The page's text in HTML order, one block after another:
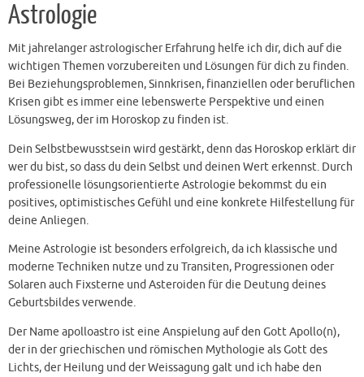
Astrologie
Mit jahrelanger astrologischer Erfahrung helfe ich dir, dich auf die
wichtigen Themen vorzubereiten und Lösungen für dich zu finden.
Bei Beziehungsproblemen, Sinnkrisen, finanziellen oder beruflichen
Krisen gibt es immer eine lebenswerte Perspektive und einen
Lösungsweg, der im Horoskop zu finden ist.
Dein Selbstbewusstsein wird gestärkt, denn das Horoskop erklärt dir
wer du bist, so dass du dein Selbst und deinen Wert erkennst. Durch
professionelle lösungsorientierte Astrologie bekommst du ein
positives, optimistisches Gefühl und eine konkrete Hilfestellung für
deine Anliegen.
Meine Astrologie ist besonders erfolgreich, da ich klassische und
moderne Techniken nutze und zu Transiten, Progressionen oder
Solaren auch Fixsterne und Asteroiden für die Deutung deines
Geburtsbildes verwende.
Der Name apolloastro ist eine Anspielung auf den Gott Apollo(n),
der in der griechischen und römischen Mythologie als Gott des
Lichts, der Heilung und der Weissagung galt und ich habe den